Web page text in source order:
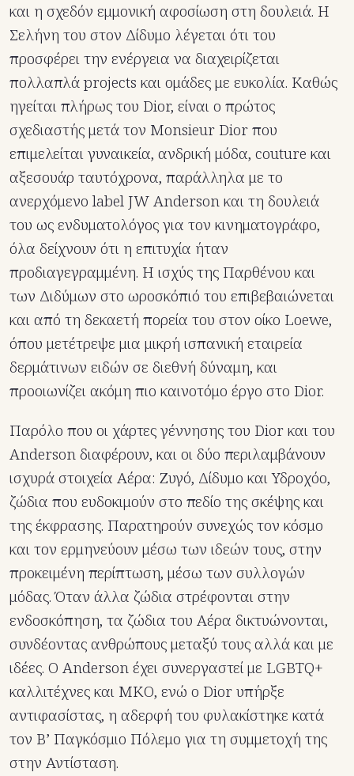
και η σχεδόν εμμονική αφοσίωση στη δουλειά. Η
Σελήνη του στον Δίδυμο λέγεται ότι του
προσφέρει την ενέργεια να διαχειρίζεται
πολλαπλά projects και ομάδες με ευκολία. Καθώς
ηγείται πλήρως του Dior, είναι ο πρώτος
σχεδιαστής μετά τον Monsieur Dior που
επιμελείται γυναικεία, ανδρική μόδα, couture και
αξεσουάρ ταυτόχρονα, παράλληλα με το
ανερχόμενο label JW Anderson και τη δουλειά
του ως ενδυματολόγος για τον κινηματογράφο,
όλα δείχνουν ότι η επιτυχία ήταν
προδιαγεγραμμένη. Η ισχύς της Παρθένου και
των Διδύμων στο ωροσκόπιό του επιβεβαιώνεται
και από τη δεκαετή πορεία του στον οίκο Loewe,
όπου μετέτρεψε μια μικρή ισπανική εταιρεία
δερμάτινων ειδών σε διεθνή δύναμη, και
προοιωνίζει ακόμη πιο καινοτόμο έργο στο Dior.
Παρόλο που οι χάρτες γέννησης του Dior και του
Anderson διαφέρουν, και οι δύο περιλαμβάνουν
ισχυρά στοιχεία Αέρα: Ζυγό, Δίδυμο και Υδροχόο,
ζώδια που ευδοκιμούν στο πεδίο της σκέψης και
της έκφρασης. Παρατηρούν συνεχώς τον κόσμο
και τον ερμηνεύουν μέσω των ιδεών τους, στην
προκειμένη περίπτωση, μέσω των συλλογών
μόδας. Όταν άλλα ζώδια στρέφονται στην
ενδοσκόπηση, τα ζώδια του Αέρα δικτυώνονται,
συνδέοντας ανθρώπους μεταξύ τους αλλά και με
ιδέες. Ο Anderson έχει συνεργαστεί με LGBTQ+
καλλιτέχνες και ΜΚΟ, ενώ ο Dior υπήρξε
αντιφασίστας, η αδερφή του φυλακίστηκε κατά
τον Β’ Παγκόσμιο Πόλεμο για τη συμμετοχή της
στην Αντίσταση.